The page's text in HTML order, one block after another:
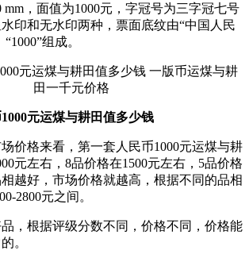
mm，面值为1000元，字冠号为三字冠七号
印和无水印两种，票面底纹由“中国人民
组成。
元运煤与耕田值多少钱
格来看，第一套人民币1000元运煤与耕
元左右，8品价格在1500元左右，5品价格
越好，市场价格就越高，根据不同的品相
2800元之间。
根据评级分数不同，价格不同，价格能
。